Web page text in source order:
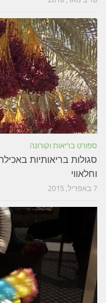
ספורט בריאות וקורונה
סגולות בריאותיות
וחלאווי
7 באפריל, 2015